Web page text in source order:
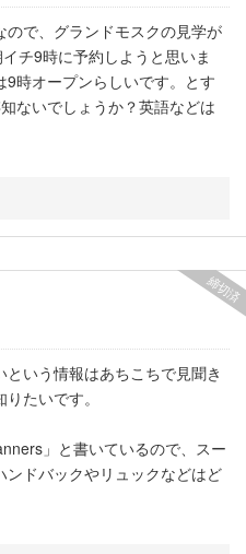
で、グランドモスクの見学が
チ9時に予約しようと思いま
時オープンらしいです。とす
ないでしょうか？英語などは
締切済
いう情報はあちこちで見聞き
たいです。
」と書いているので、スー
ドバックやリュックなどはど